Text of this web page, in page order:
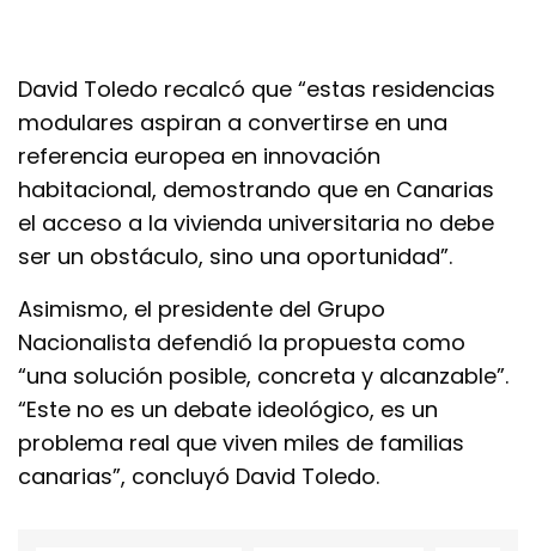
David Toledo recalcó que “estas residencias
modulares aspiran a convertirse en una
referencia europea en innovación
habitacional, demostrando que en Canarias
el acceso a la vivienda universitaria no debe
ser un obstáculo, sino una oportunidad”.
Asimismo, el presidente del Grupo
Nacionalista defendió la propuesta como
“una solución posible, concreta y alcanzable”.
“Este no es un debate ideológico, es un
problema real que viven miles de familias
canarias”, concluyó David Toledo.